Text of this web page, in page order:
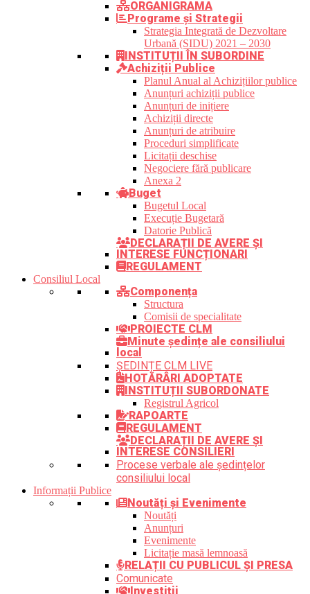
ORGANIGRAMA
Programe și Strategii
Strategia Integrată de Dezvoltare
Urbană (SIDU) 2021 – 2030
INSTITUȚII ÎN SUBORDINE
Achiziții Publice
Planul Anual al Achizițiilor publice
Anunțuri achiziții publice
Anunțuri de inițiere
Achiziții directe
Anunțuri de atribuire
Proceduri simplificate
Licitații deschise
Negociere fără publicare
Anexa 2
Buget
Bugetul Local
Execuție Bugetară
Datorie Publică
DECLARAȚII DE AVERE ȘI
INTERESE FUNCȚIONARI
REGULAMENT
Consiliul Local
Componența
Structura
Comisii de specialitate
PROIECTE CLM
Minute ședințe ale consiliului
local
ȘEDINȚE CLM LIVE
HOTĂRÂRI ADOPTATE
INSTITUȚII SUBORDONATE
Registrul Agricol
RAPOARTE
REGULAMENT
DECLARAȚII DE AVERE ȘI
INTERESE CONSILIERI
Procese verbale ale ședințelor
consiliului local
Informații Publice
Noutăți și Evenimente
Noutăți
Anunțuri
Evenimente
Licitație masă lemnoasă
RELAȚII CU PUBLICUL ȘI PRESA
Comunicate
Investiții